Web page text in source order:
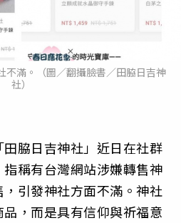
不滿。（圖／翻攝臉書／田脇日吉神
社）
脇日吉神社」近日在社群
稱有台灣網站涉嫌轉售神
引發神社方面不滿。神社
，而是具有信仰與祈福意